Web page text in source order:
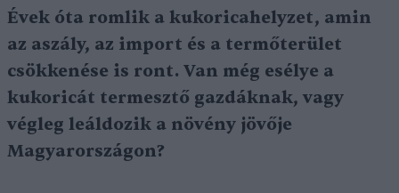
Évek óta romlik a kukoricahelyzet, amin
az aszály, az import és a termőterület
csökkenése is ront. Van még esélye a
kukoricát termesztő gazdáknak, vagy
végleg leáldozik a növény jövője
Magyarországon?